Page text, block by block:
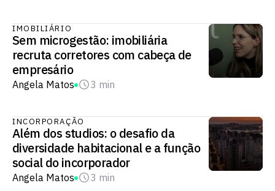
IMOBILIÁRIO
Sem microgestão: imobiliária
recruta corretores com cabeça de
empresário
Angela Matos 3 min
INCORPORAÇÃO
Além dos studios: o desafio da
diversidade habitacional e a função
social do incorporador
Angela Matos 3 min